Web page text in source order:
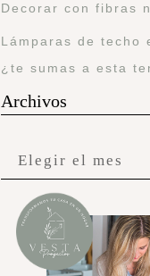
Decorar con fibras
Lámparas de techo
¿te sumas a esta
Archivos